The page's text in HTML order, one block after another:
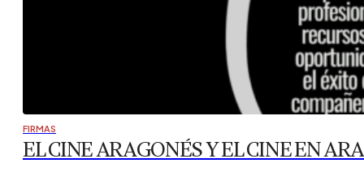
FIRMAS
EL CINE ARAGONÉS Y EL CINE EN